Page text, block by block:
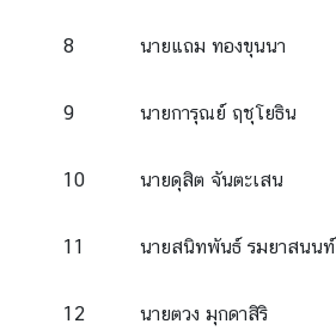
F
A
A
E
A
8 นายแถม ทองขุนนา
9 นายการุณย์ ฤชุโยธิน
10 นายดุสิต จันตะเสน
11 นายสนิทพันธ์ รมยาสนนท์
12 นายตวง มุกดาสิริ